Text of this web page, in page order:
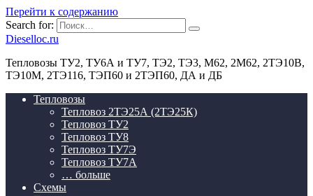
Перейти к содержанию
Search for:
Dieselloc.ru
Тепловозы ТУ2, ТУ6А и ТУ7, ТЭ2, ТЭ3, М62, 2М62, 2ТЭ10В,
ТЭ10М, 2ТЭ116, ТЭП60 и 2ТЭП60, ДА и ДБ
Тепловозы
Тепловоз 2ТЭ25А (2ТЭ25К)
Тепловоз ТУ2
Тепловоз ТУ8
Тепловоз ТУ7Э
Тепловоз ТУ7А
… больше
Схемы